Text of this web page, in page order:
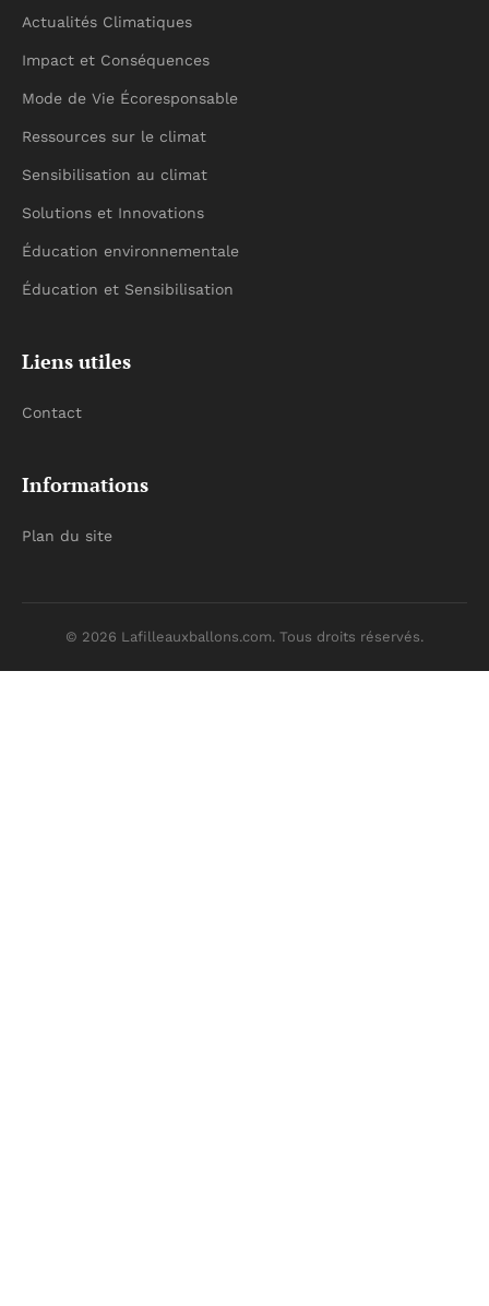
Actualités Climatiques
Impact et Conséquences
Mode de Vie Écoresponsable
Ressources sur le climat
Sensibilisation au climat
Solutions et Innovations
Éducation environnementale
Éducation et Sensibilisation
Liens utiles
Contact
Informations
Plan du site
© 2026 Lafilleauxballons.com. Tous droits réservés.